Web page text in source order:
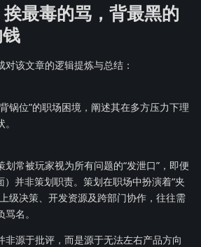
最毒的骂，背最黑的
该文章的逻辑提炼与总结：
锅位”的职场困境，阐述其在多方压力下理
常被玩家视为所有问题的“发泄口”，即便
并非策划职责。策划在职场中扮演着“夹
级决策、开发资源及跨部门协作，往往需
名。
非源于批评，而是源于无法左右产品方向